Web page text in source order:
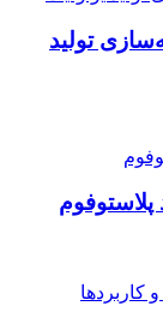
تولید